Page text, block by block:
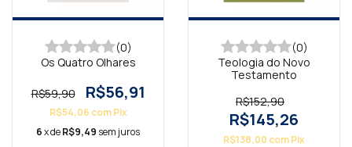
(0)
Os Quatro Olhares
R$59,90 R$56,91
R$54,06 com Pix
6x deR$9,49 sem juros
(0)
Teologia do Novo
Testamento
R$152,90
R$145,26
R$138,00 comPix